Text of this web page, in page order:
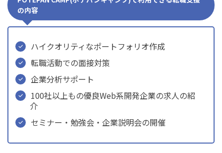
の内容
ハイクオリティなポートフォリオ作成
転職活動での面接対策
企業分析サポート
100社以上もの優良Web系開発企業の求人の紹
介
セミナー・勉強会・企業説明会の開催